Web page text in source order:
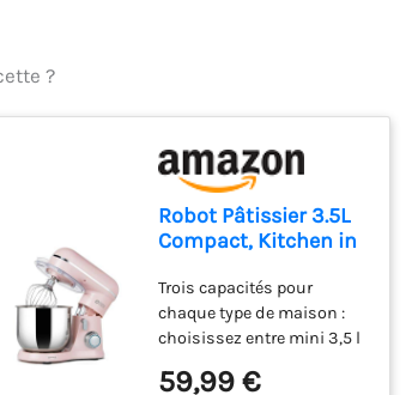
?
Robot Pâtissier 3.5L
Compact, Kitchen in
Pulse, Léger 2,9 kg,
Bol Inox, 3
Accessoires, Mini
Robot Cuisine
Trois capacités pour
chaque type de maison :
choisissez entre mini 3,5 l
ou les débutants, 5 l pour
59,99 €